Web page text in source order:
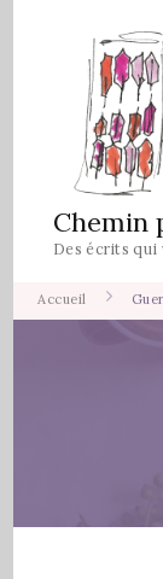
Chemin
Des écrits qui
Accueil